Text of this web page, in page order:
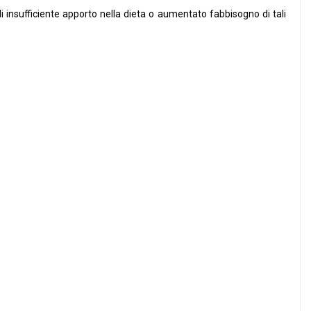
insufficiente apporto nella dieta o aumentato fabbisogno di tali